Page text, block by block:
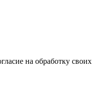
на обработку своих